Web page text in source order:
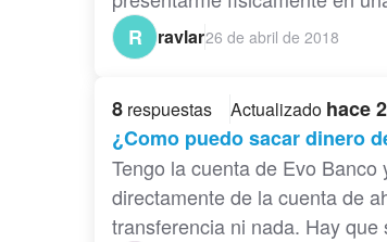
R
ravlar26 de abril de 2018
8 respuestas Actualizado hace
¿Como puedo sacar dinero
Tengo la cuenta de Evo
directamente de la cuenta de
transferencia ni nada. Hay